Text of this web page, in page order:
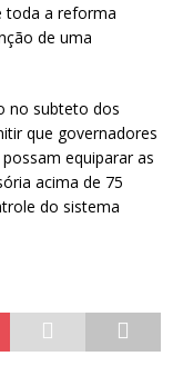
toda a reforma
de uma
no subteto dos
que governadores
equiparar as
acima de 75
do sistema